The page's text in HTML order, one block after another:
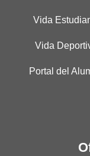
Vida
Vida
Portal del